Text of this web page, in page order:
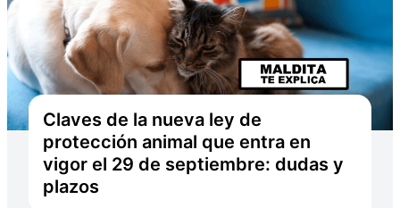
Claves de la nueva ley de
protección animal que entra en
vigor el 29 de septiembre: dudas y
plazos